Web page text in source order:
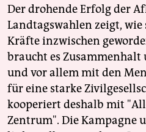
Der drohende Erfolg der
Landtagswahlen zeigt,
Kräfte inzwischen
braucht es
und vor allem mit den
für eine starke
kooperiert deshalb mit
Zentrum". Die Kampagne